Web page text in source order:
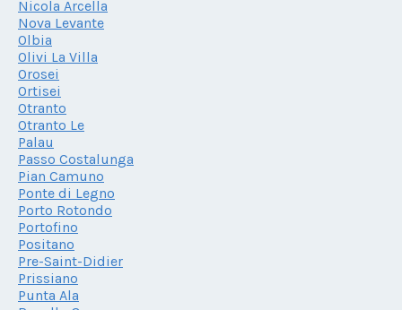
Nicola Arcella
Nova Levante
Olbia
Olivi La Villa
Orosei
Ortisei
Otranto
Otranto Le
Palau
Passo Costalunga
Pian Camuno
Ponte di Legno
Porto Rotondo
Portofino
Positano
Pre-Saint-Didier
Prissiano
Punta Ala